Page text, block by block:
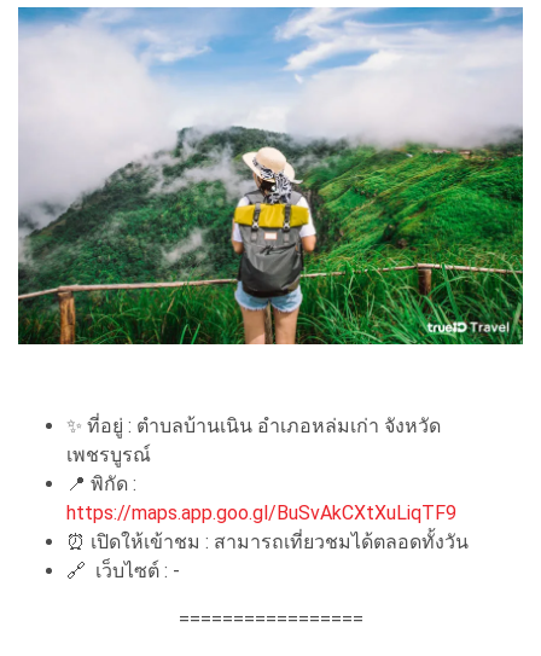
✨ ที่อยู่ : ตำบลบ้านเนิน อำเภอหล่มเก่า จังหวัด
เพชรบูรณ์
📍 พิกัด :
https://maps.app.goo.gl/BuSvAkCXtXuLiqTF9
⏰ เปิดให้เข้าชม : สามารถเที่ยวชมได้ตลอดทั้งวัน
🔗 เว็บไซต์ : -
=================